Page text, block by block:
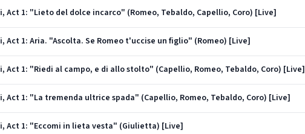
Act 1: "Lieto del dolce incarco" (Romeo, Tebaldo, Capellio, Coro) [Live]
Act 1: Aria. "Ascolta. Se Romeo t'uccise un figlio" (Romeo) [Live]
Act 1: "Riedi al campo, e di allo stolto" (Capellio, Romeo, Tebaldo, Coro) [Live]
Act 1: "La tremenda ultrice spada" (Capellio, Romeo, Tebaldo, Coro) [Live]
Act 1: "Eccomi in lieta vesta" (Giulietta) [Live]